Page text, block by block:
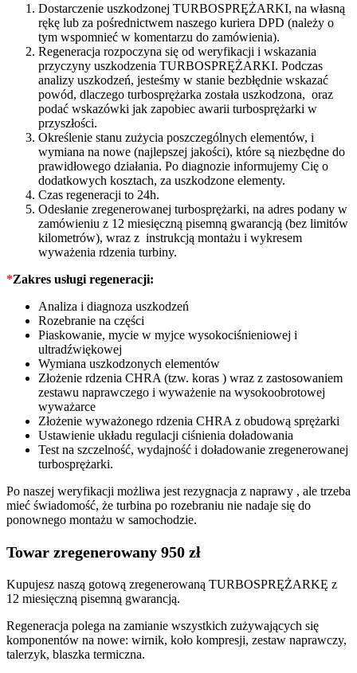
Dostarczenie uszkodzonej TURBOSPRĘŻARKI, na własną
rękę lub za pośrednictwem naszego kuriera DPD (należy o
tym wspomnieć w komentarzu do zamówienia).
Regeneracja rozpoczyna się od weryfikacji i wskazania
przyczyny uszkodzenia TURBOSPRĘŻARKI. Podczas
analizy uszkodzeń, jesteśmy w stanie bezbłędnie wskazać
powód, dlaczego turbosprężarka została uszkodzona, oraz
podać wskazówki jak zapobiec awarii turbosprężarki w
przyszłości.
Określenie stanu zużycia poszczególnych elementów, i
wymiana na nowe (najlepszej jakości), które są niezbędne do
prawidłowego działania. Po diagnozie informujemy Cię o
dodatkowych kosztach, za uszkodzone elementy.
Czas regeneracji to 24h.
Odesłanie zregenerowanej turbosprężarki, na adres podany w
zamówieniu z 12 miesięczną pisemną gwarancją (bez limitów
kilometrów), wraz z instrukcją montażu i wykresem
wyważenia rdzenia turbiny.
*Zakres usługi regeneracji:
Analiza i diagnoza uszkodzeń
Rozebranie na części
Piaskowanie, mycie w myjce wysokociśnieniowej i
ultradźwiękowej
Wymiana uszkodzonych elementów
Złożenie rdzenia CHRA (tzw. koras ) wraz z zastosowaniem
zestawu naprawczego i wyważenie na wysokoobrotowej
wyważarce
Złożenie wyważonego rdzenia CHRA z obudową sprężarki
Ustawienie układu regulacji ciśnienia doładowania
Test na szczelność, wydajność i doładowanie zregenerowanej
turbosprężarki.
Po naszej weryfikacji możliwa jest rezygnacja z naprawy , ale trzeba
mieć świadomość, że turbina po rozebraniu nie nadaje się do
ponownego montażu w samochodzie.
Towar zregenerowany 950 zł
Kupujesz naszą gotową zregenerowaną TURBOSPRĘŻARKĘ z
12 miesięczną pisemną gwarancją.
Regeneracja polega na zamianie wszystkich zużywających się
komponentów na nowe: wirnik, koło kompresji, zestaw naprawczy,
talerzyk, blaszka termiczna.